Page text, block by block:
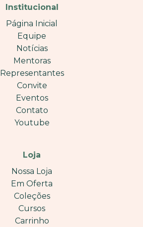
Institucional
Página Inicial
Equipe
Notícias
Mentoras
Representantes
Convite
Eventos
Contato
Youtube
Loja
Nossa Loja
Em Oferta
Coleções
Cursos
Carrinho